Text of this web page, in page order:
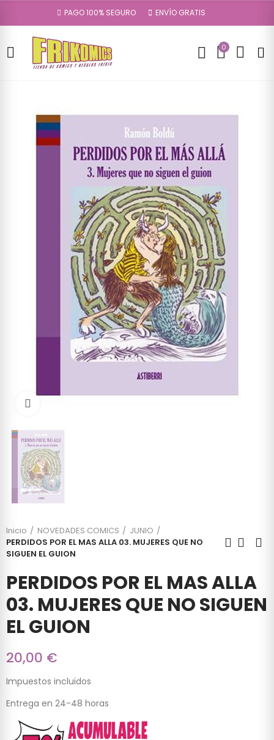
PAGO 100% SEGURO ENVÍO GRATIS
0
Inicio NOVEDADES COMICS
JUNIO
PERDIDOS POR EL MAS ALLA 03. MUJERES QUE NO
SIGUEN EL GUION
PERDIDOS POR EL MAS ALLA
03. MUJERES QUE NO SIGUEN
EL GUION
20,00 €
Impuestos incluidos
Entrega en 24-48 horas